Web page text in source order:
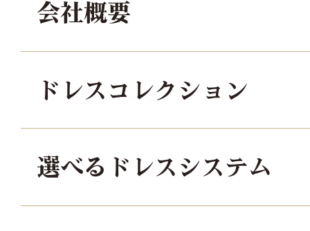
会社概要
ドレスコレクション
選べるドレスシステム